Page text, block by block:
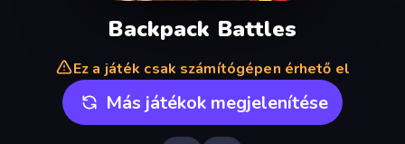
Backpack Battles
Ez a játék csak számítógépen érhető el
Más játékok megjelenítése